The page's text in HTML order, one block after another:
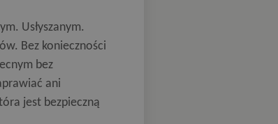
Usłyszanym.
Bez konieczności
bez
ani
jest bezpieczną